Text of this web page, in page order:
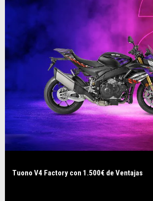
Tuono V4 Factory con 1.500€ de Ventajas